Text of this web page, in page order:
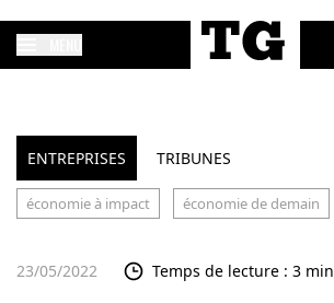
ENTREPRISES TRIBUNES
économie à impact économie de demain
23/05/2022 Temps de lecture : 3 min